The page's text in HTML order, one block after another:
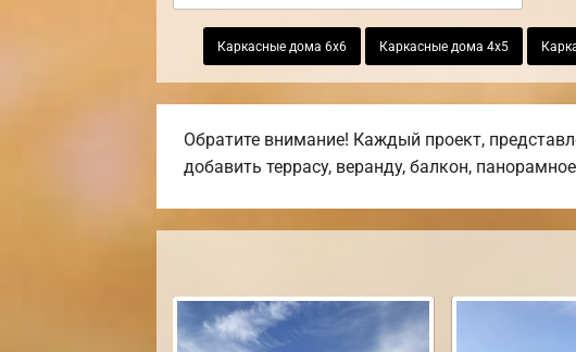
Каркасные дома 6х6 Каркасные дома 4х5
Обратите внимание! Каждый проект,
добавить террасу, веранду, балкон,